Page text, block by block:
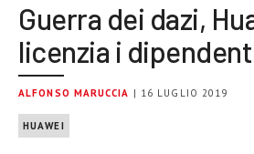
Guerra dei dazi,
licenzia i
ALFONSO MARUCCIA | 16 LUGLIO 2019
HUAWEI